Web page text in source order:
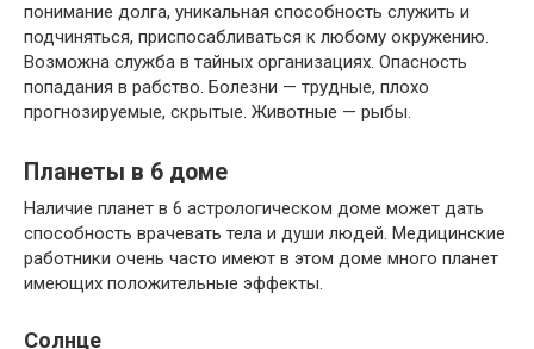
понимание долга, уникальная способность служить и
подчиняться, приспосабливаться к любому окружению.
Возможна служба в тайных организациях. Опасность
попадания в рабство. Болезни — трудные, плохо
прогнозируемые, скрытые. Животные — рыбы.
Планеты в 6 доме
Наличие планет в 6 астрологическом доме может дать
способность врачевать тела и души людей. Медицинские
работники очень часто имеют в этом доме много планет
имеющих положительные эффекты.
Солнце